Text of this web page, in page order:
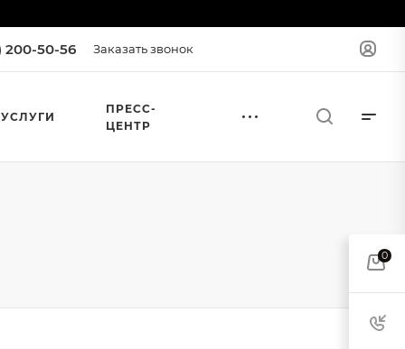
200-50-56 Заказать звонок
УСЛУГИ
ПРЕСС-
ЦЕНТР
0